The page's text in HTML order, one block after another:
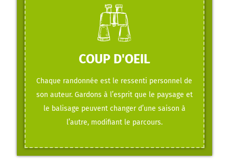
COUP D'OEIL
Chaque randonnée est le ressenti personnel de
son auteur. Gardons à l’esprit que le paysage et
le balisage peuvent changer d’une saison à
l’autre, modifiant le parcours.